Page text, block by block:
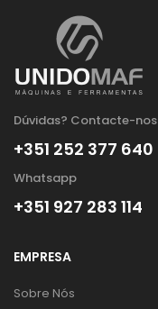
Dúvidas? Contacte-nos
+351 252 377 640
Whatsapp
+351 927 283 114
EMPRESA
Sobre Nós